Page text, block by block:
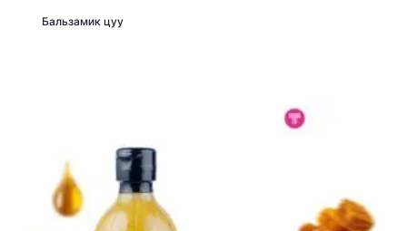
Бальзамик цуу